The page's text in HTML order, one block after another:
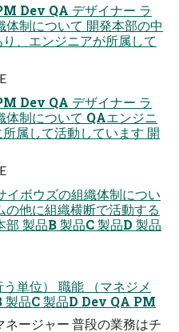
Dev QA デザイナー ラ
制について 開発本部の中
、エンジニアが所属して
Dev QA デザイナー ラ
体制について QAエンジニ
属して活動しています 開
イボウズの組織体制につい
他に組織横断で活動する
製品B 製品C 製品D 製品
単位） 職能 （マネジメ
製品C 製品D Dev QA PM
ージャー 普段の業務はチ